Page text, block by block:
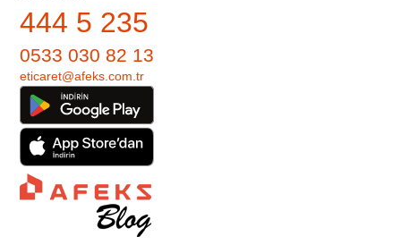
444 5 235
0533 030 82 13
eticaret@afeks.com.tr